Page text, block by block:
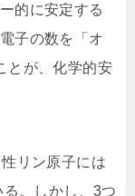
的に安定する
子の数を「オ
とが、化学的安
リン原子には
。しかし、3つ